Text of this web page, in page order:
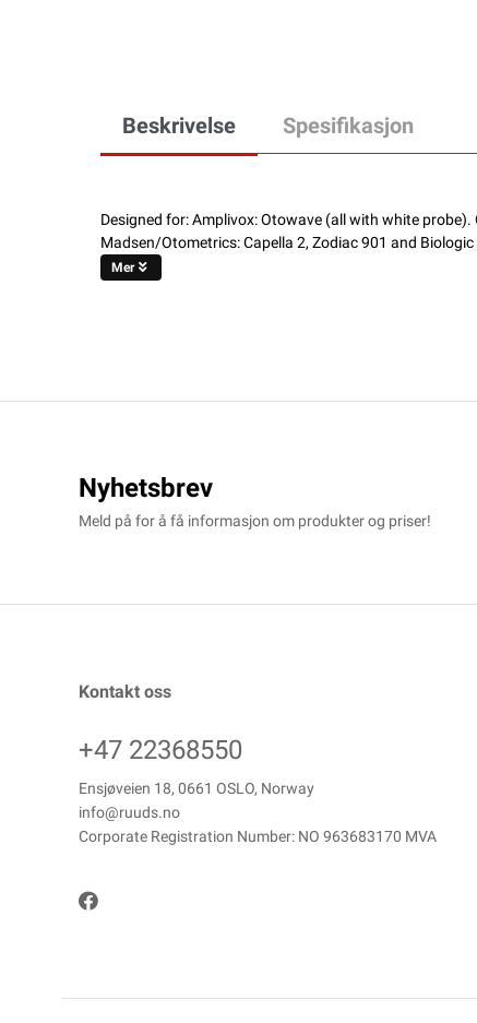
Beskrivelse Spesifikasjon
Designed for: Amplivox: Otowave (all with white
Madsen/Otometrics: Capella 2, Zodiac 901 and
Mer
Nyhetsbrev
Meld på for å få informasjon om produkter og priser!
Kontakt oss
+47 22368550
Ensjøveien 18, 0661 OSLO, Norway
info@ruuds.no
Corporate Registration Number: NO 963683170 MVA